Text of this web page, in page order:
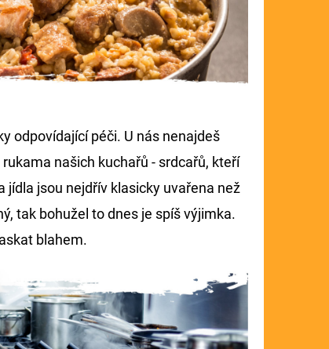
odpovídající péči. U nás nenajdeš
našich kuchařů - srdcařů, kteří
jídla jsou nejdřív klasicky uvařena než
tak bohužel to dnes je spíš výjimka.
blahem.